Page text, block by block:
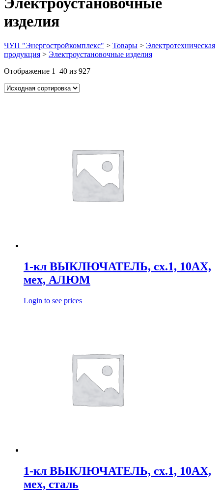
изделия
ЧУП "Энергостройкомплекс" > Товары > Электротехническая
продукция > Электроустановочные изделия
Отображение 1–40 из 927
1-кл ВЫКЛЮЧАТЕЛЬ, сх.1, 10АХ,
мех, АЛЮМ
Login to see prices
1-кл ВЫКЛЮЧАТЕЛЬ, сх.1, 10АХ,
мех, сталь